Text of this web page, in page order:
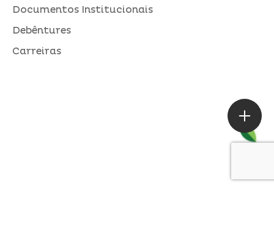
Documentos Institucionais
Debêntures
Carreiras